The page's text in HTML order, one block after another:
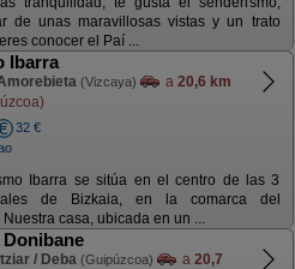
de unas maravillosas vistas y un trato
conocer el Paí ...
Ibarra
(Vizcaya) a 20,6 km
32 €
Ibarra se sitúa en el centro de las 3
de Bizkaia, en la comarca del
casa, ubicada en un ...
Itziar / Deba (Guipúzcoa) a 20,7